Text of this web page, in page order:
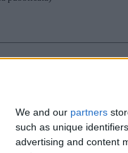
We and our partners
such as unique
advertising and content